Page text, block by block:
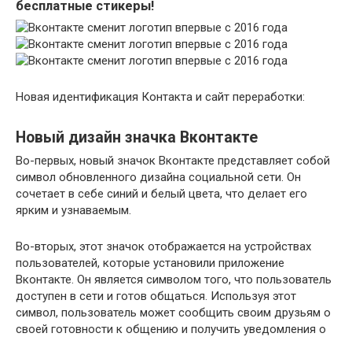
бесплатные стикеры!
Новая идентификация Контакта и сайт переработки:
Новый дизайн значка Вконтакте
Во-первых, новый значок Вконтакте представляет собой
символ обновленного дизайна социальной сети. Он
сочетает в себе синий и белый цвета, что делает его
ярким и узнаваемым.
Во-вторых, этот значок отображается на устройствах
пользователей, которые установили приложение
Вконтакте. Он является символом того, что пользователь
доступен в сети и готов общаться. Используя этот
символ, пользователь может сообщить своим друзьям о
своей готовности к общению и получить уведомления о